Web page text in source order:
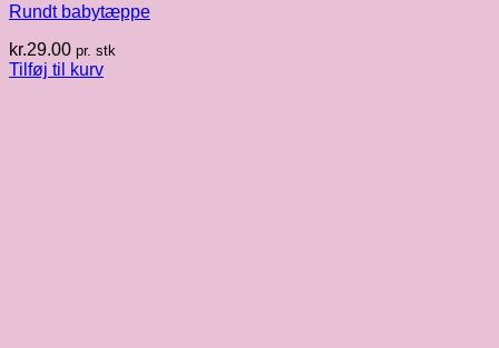
Rundt babytæppe
kr.29.00 pr. stk
Tilføj til kurv